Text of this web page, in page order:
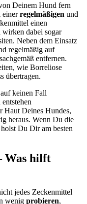
Deinem Hund fern
einerregelmäßigen und
einen
dabei sogar
Neben dem Einsatz
regelmäßig auf
entfernen.
wie Borreliose
übertragen.
keinen Fall
Haut Deines Hundes,
heraus. Wenn Du die
Du Dir am besten
Was hilft
jedes Zeckenmittel
wenig probieren,